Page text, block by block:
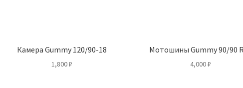
Камера Gummy 120/90-18
1,800₽
Мотошины Gummy 90/90
4,000₽